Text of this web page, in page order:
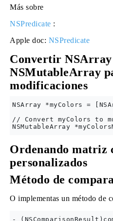
Más sobre
NSPredicate :
Apple doc: NSPredicate
Convertir NSArray
NSMutableArray
modificaciones
NSArray *myColors =
// Convert myColors to
Ordenando matriz
personalizados
Método de
O implementas un método de
-